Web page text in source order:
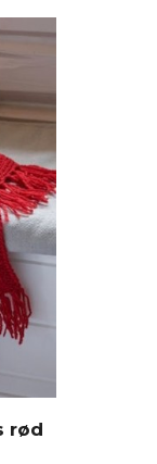
rød